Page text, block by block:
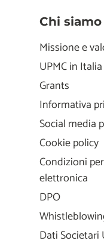
Chi siamo
Missione e
UPMC in Italia
Grants
Informativa
Social media
Cookie policy
Condizioni
elettronica
DPO
Dati Societari